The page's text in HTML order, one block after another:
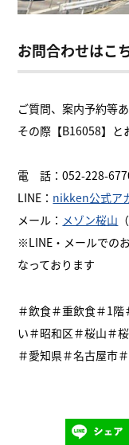
お問合わせはこ
ご質問、案内予約等
その際【B16058】と
電 話：052-228-
LINE： nikken公式ア
メール： メゾン桜山
※LINE・メールでの
なっております
＃飲食＃重飲食＃1
い＃昭和区＃桜山＃
＃愛知県＃名古屋市